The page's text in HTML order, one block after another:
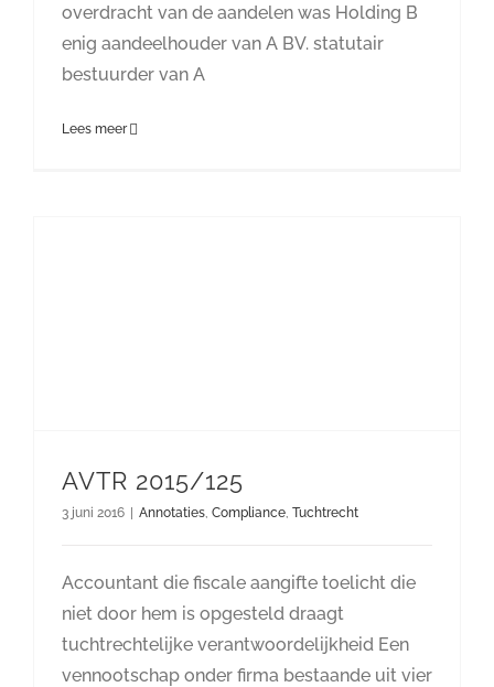
overdracht van de aandelen was Holding B
enig aandeelhouder van A BV. statutair
bestuurder van A
Lees meer
AVTR 2015/125
3 juni 2016 | Annotaties, Compliance, Tuchtrecht
Accountant die fiscale aangifte toelicht die
niet door hem is opgesteld draagt
tuchtrechtelijke verantwoordelijkheid Een
vennootschap onder firma bestaande uit vier